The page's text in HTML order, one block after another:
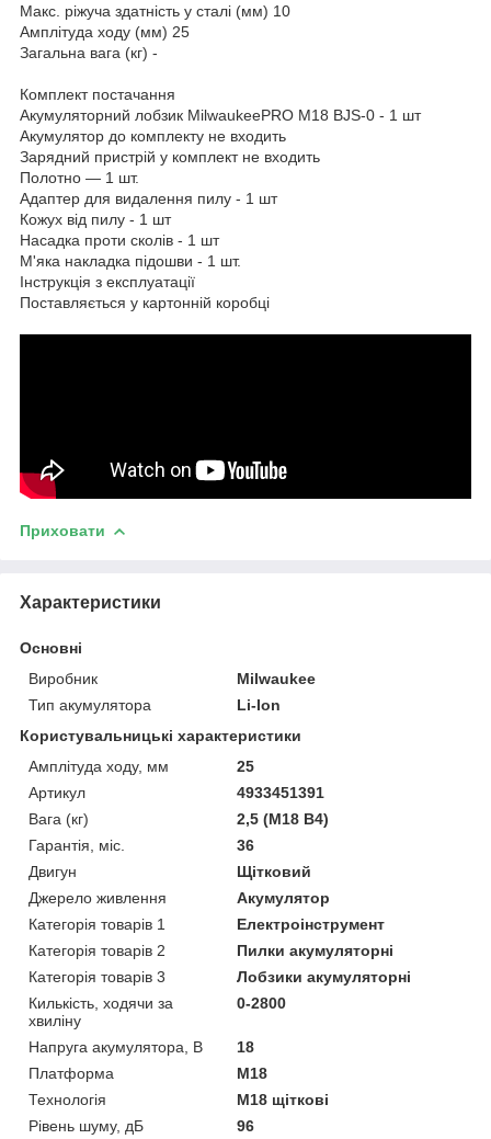
Макс. ріжуча здатність у сталі (мм) 10
Амплітуда ходу (мм) 25
Загальна вага (кг) -
Комплект постачання
Акумуляторний лобзик MilwaukeePRO M18 BJS-0 - 1 шт
Акумулятор до комплекту не входить
Зарядний пристрій у комплект не входить
Полотно — 1 шт.
Адаптер для видалення пилу - 1 шт
Кожух від пилу - 1 шт
Насадка проти сколів - 1 шт
М'яка накладка підошви - 1 шт.
Інструкція з експлуатації
Поставляється у картонній коробці
Приховати
Характеристики
Основні
Виробник
Milwaukee
Тип акумулятора
Li-Ion
Користувальницькі характеристики
Амплітуда ходу, мм
25
Артикул
4933451391
Вага (кг)
2,5 (M18 B4)
Гарантія, міс.
36
Двигун
Щітковий
Джерело живлення
Акумулятор
Категорія товарів 1
Електроінструмент
Категорія товарів 2
Пилки акумуляторні
Категорія товарів 3
Лобзики акумуляторні
Килькість, ходячи за
хвиліну
0-2800
Напруга акумулятора, В
18
Платформа
M18
Технологія
M18 щіткові
Рівень шуму, дБ
96